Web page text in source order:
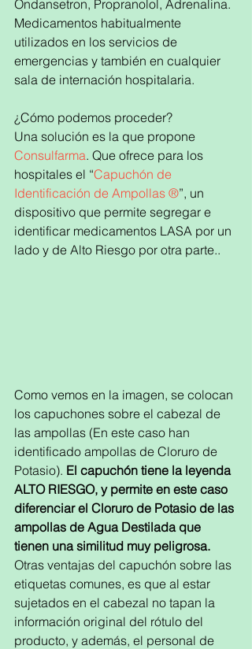
Ondansetron, Propranolol, Adrenalina.
Medicamentos habitualmente
utilizados en los servicios de
emergencias y también en cualquier
sala de internación hospitalaria.
¿Cómo podemos proceder?
Una solución es la que propone
Consulfarma. Que ofrece para los
hospitales el “Capuchón de
Identificación de Ampollas ®”, un
dispositivo que permite segregar e
identificar medicamentos LASA por un
lado y de Alto Riesgo por otra parte..
Como vemos en la imagen, se colocan
los capuchones sobre el cabezal de
las ampollas (En este caso han
identificado ampollas de Cloruro de
Potasio). El capuchón tiene la leyenda
ALTO RIESGO, y permite en este caso
diferenciar el Cloruro de Potasio de las
ampollas de Agua Destilada que
tienen una similitud muy peligrosa.
Otras ventajas del capuchón sobre las
etiquetas comunes, es que al estar
sujetados en el cabezal no tapan la
información original del rótulo del
producto, y además, el personal de